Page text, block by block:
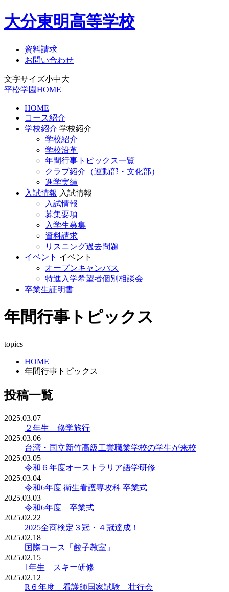
大分東明高等学校
資料請求
お問い合わせ
文字サイズ小中大
平松学園HOME
HOME
コース紹介
学校紹介 学校紹介
学校紹介
学校沿革
年間行事トピックス一覧
クラブ紹介（運動部・文化部）
進学実績
入試情報 入試情報
入試情報
募集要項
入学生募集
資料請求
リスニング過去問題
イベント イベント
オープンキャンパス
特進入学希望者個別相談会
卒業生証明書
年間行事トピックス
topics
HOME
年間行事トピックス
投稿一覧
2025.03.07
２年生 修学旅行
2025.03.06
台湾・国立新竹高級工業職業学校の学生が来校
2025.03.05
令和６年度オーストラリア語学研修
2025.03.04
令和6年度 衛生看護専攻科 卒業式
2025.03.03
令和6年度 卒業式
2025.02.22
2025全商検定３冠・４冠達成！
2025.02.18
国際コース「餃子教室」
2025.02.15
1年生 スキー研修
2025.02.12
R６年度 看護師国家試験 壮行会